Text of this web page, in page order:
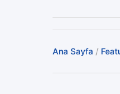
Ana Sayfa /